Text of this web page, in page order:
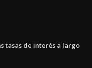
tasas de interés a largo